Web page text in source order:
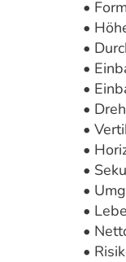
•
•
•
•
•
•
•
•
•
•
•
•
•